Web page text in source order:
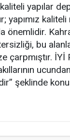
yapılar
yapımız
önemlidir.
bu
çarpmıştır.
şeklinde